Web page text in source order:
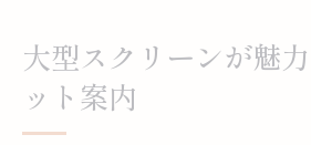
大型スクリーンが魅
ット案内